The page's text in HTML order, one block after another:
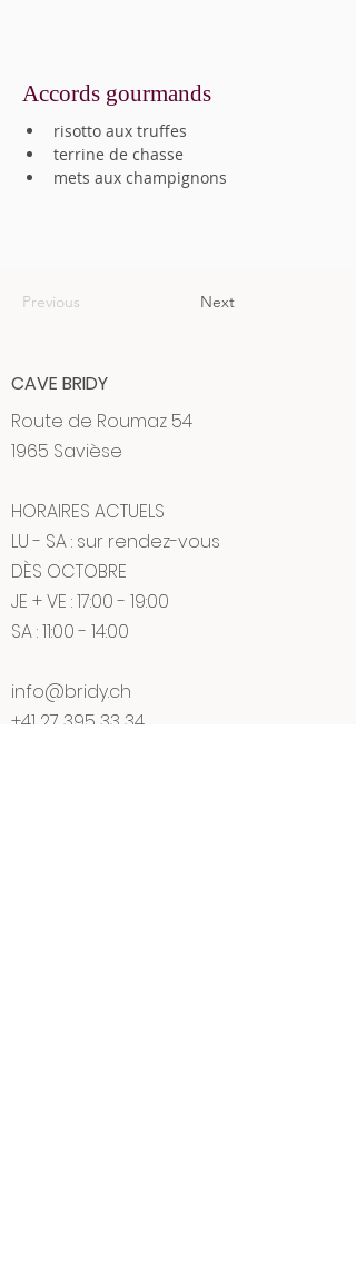
Accords gourmands
risotto aux truffes
terrine de chasse
mets aux champignons
Previous Next
CAVE BRIDY
Route de Roumaz 54
1965 Savièse
HORAIRES ACTUELS
LU - SA : sur rendez-vous
DÈS OCTOBRE
JE + VE : 17:00 - 19:00
SA : 11:00 - 14:00
info@bridy.ch
+41 27 395 33 34